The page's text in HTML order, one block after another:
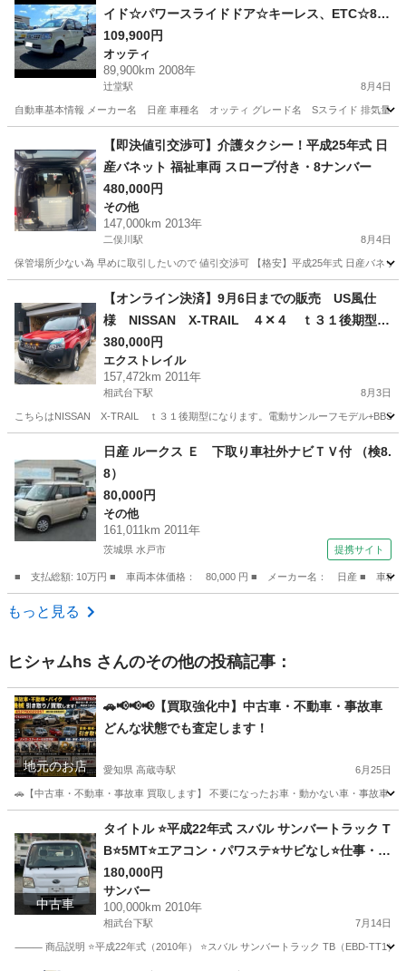
イド☆パワースライドドア☆キーレス、ETC☆8万
km☆オーディオ☆ekワゴン
109,900円
オッティ
89,900km 2008年
辻堂駅 8月4日
自動車基本情報 メーカー名 日産 車種名 オッティ グレード名 Sスライド 排気
辻堂駅 オッティ
【即決値引交渉可】介護タクシー！平成25年式 日
産バネット 福祉車両 スロープ付き・8ナンバー
480,000円
その他
147,000km 2013年
二俣川駅 8月4日
保管場所少ない為 早めに取引したいので 値引交渉可 【格安】平成25年式 日産バネッ
二俣川駅 その他
【オンライン決済】9月6日までの販売 US風仕
様 NISSAN X-TRAIL ４✕４ ｔ３１後期型
サンルーフモデル+BBSスタッドレス+その他おま
け付き 値下げしました!!
380,000円
エクストレイル
157,472km 2011年
相武台下駅 8月3日
こちらはNISSAN X-TRAIL ｔ３１後期型になります。電動サンルーフモデル+BBS
相武台下駅 エクストレイル 走行距離
日産 ルークス Ｅ 下取り車社外ナビＴＶ付 （検8.
8）
80,000円
その他
161,011km 2011年
茨城県 水戸市 提携サイト
■ 支払総額: 10万円 ■ 車両本体価格： 80,000 円 ■ メーカー名： 日産 ■ 車
茨城 水戸市
もっと見る
ヒシャムhs さんのその他の投稿記事：
地元のお店
🚗📢📢📢【買取強化中】中古車・不動車・事故車
どんな状態でも査定します！
愛知県 高蔵寺駅 6月25日
🚗【中古車・不動車・事故車 買取します】 不要になったお車・動かない車・事故
高蔵寺駅 その他
中古車
タイトル ⭐️平成22年式 スバル サンバートラック T
B⭐️5MT⭐️エアコン・パワステ⭐️サビなし⭐️仕事・農
業に最適⭐️
180,000円
サンバー
100,000km 2010年
相武台下駅 7月14日
⸻ 商品説明 ⭐️平成22年式（2010年） ⭐️スバル サンバートラック TB（EBD-TT1）